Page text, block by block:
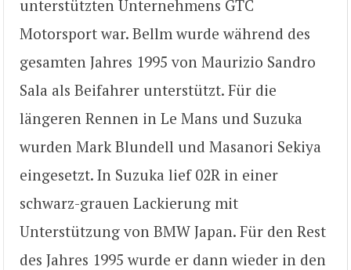
unterstützten Unternehmens GTC
Motorsport war. Bellm wurde während des
gesamten Jahres 1995 von Maurizio Sandro
Sala als Beifahrer unterstützt. Für die
längeren Rennen in Le Mans und Suzuka
wurden Mark Blundell und Masanori Sekiya
eingesetzt. In Suzuka lief 02R in einer
schwarz-grauen Lackierung mit
Unterstützung von BMW Japan. Für den Rest
des Jahres 1995 wurde er dann wieder in den